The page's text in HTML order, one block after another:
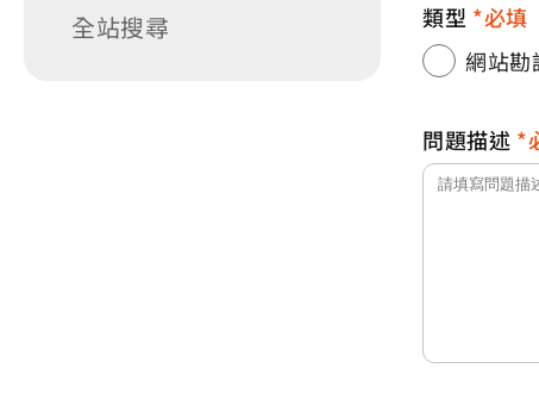
全站搜尋 類型
必填
網站勘
問題描述